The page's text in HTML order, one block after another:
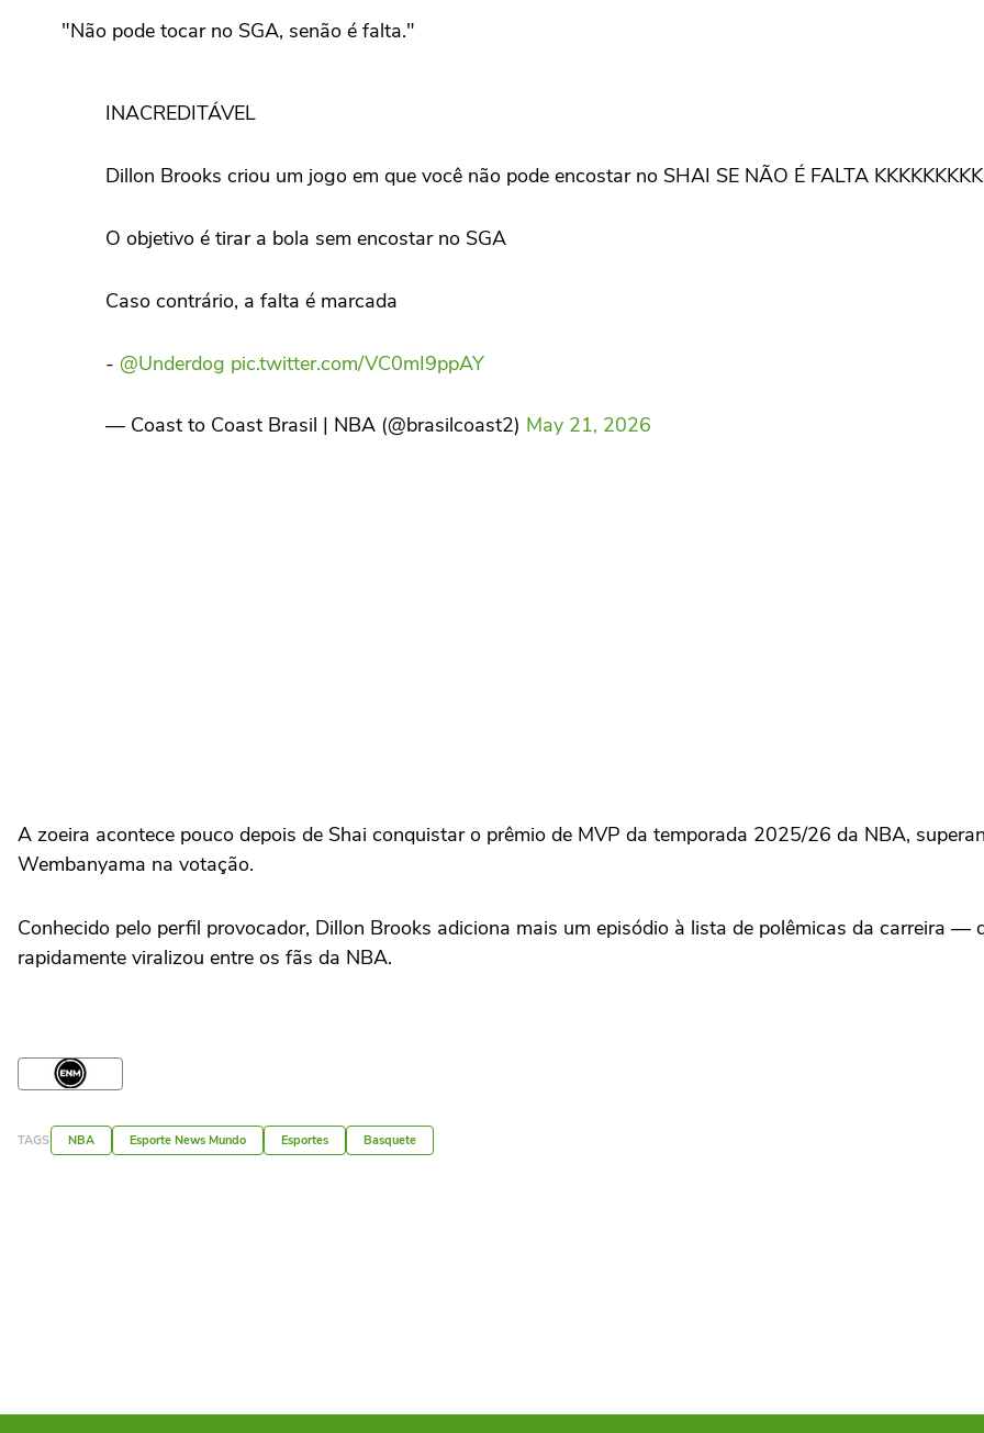
"Não pode tocar no SGA, senão é falta."
INACREDITÁVEL
Dillon Brooks criou um jogo em que você não pode encostar no SHAI SE NÃO É FALTA
O objetivo é tirar a bola sem encostar no SGA
Caso contrário, a falta é marcada
- @Underdog pic.twitter.com/VC0mI9ppAY
— Coast to Coast Brasil | NBA (@brasilcoast2) May 21, 2026
A zoeira acontece pouco depois de Shai conquistar o prêmio de MVP da temporada 2025/26 da NBA,
Wembanyama na votação.
Conhecido pelo perfil provocador, Dillon Brooks adiciona mais um episódio à lista de polêmicas da carreira
rapidamente viralizou entre os fãs da NBA.
TAGS NBA Esporte News Mundo Esportes Basquete